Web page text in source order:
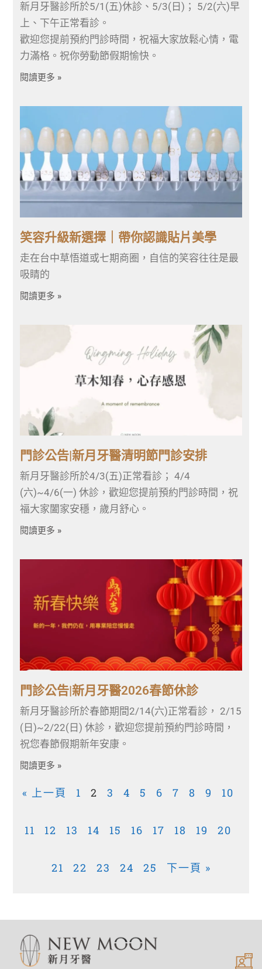
新月牙醫診所於5/1(五)休診、5/3(日)； 5/2(六)早
上、下午正常看診。
歡迎您提前預約門診時間，祝福大家放鬆心情，電
力滿格。祝你勞動節假期愉快。
閱讀更多 »
笑容升級新選擇｜帶你認識貼片美學
走在台中草悟道或七期商圈，自信的笑容往往是最
吸睛的
閱讀更多 »
門診公告|新月牙醫清明節門診安排
新月牙醫診所於4/3(五)正常看診； 4/4
(六)~4/6(一) 休診，歡迎您提前預約門診時間，祝
福大家闔家安穩，歲月舒心。
閱讀更多 »
門診公告|新月牙醫2026春節休診
新月牙醫診所於春節期間2/14(六)正常看診， 2/15
(日)~2/22(日) 休診，歡迎您提前預約門診時間，
祝您春節假期新年安康。
閱讀更多 »
« 上一頁 1 2 3 4 5 6 7 8 9 10
11 12 13 14 15 16 17 18 19 20
21 22 23 24 25 下一頁 »